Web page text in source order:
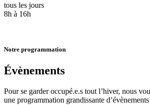
tous les jours
8h à 16h
Notre programmation
Évènements
Pour se garder occupé.e.s tout l’hiver, nous
une programmation grandissante